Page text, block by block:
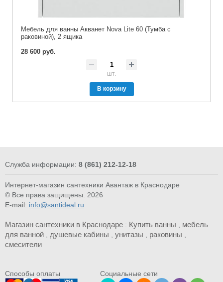
Мебель для ванны Акванет Nova Lite 60 (Тумба с
раковиной), 2 ящика
28 600 руб.
шт.
В корзину
Служба информации: 8 (861) 212-12-18
Интернет-магазин сантехники Авантаж в Краснодаре
© Все права защищены. 2026
E-mail: info@santideal.ru
Магазин сантехники в Краснодаре : Купить ванны
мебель
для ванной
душевые кабины унитазы раковины
смесители
Cпособы оплаты Социальные сети